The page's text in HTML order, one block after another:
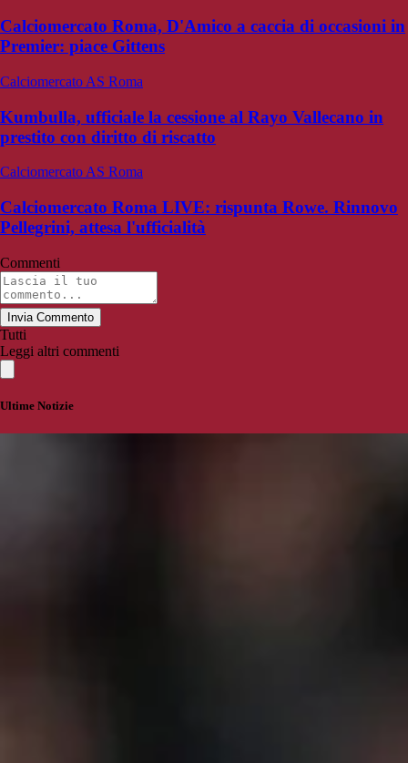
Calciomercato Roma, D'Amico a caccia di occasioni in
Premier: piace Gittens
Calciomercato AS Roma
Kumbulla, ufficiale la cessione al Rayo Vallecano in
prestito con diritto di riscatto
Calciomercato AS Roma
Calciomercato Roma LIVE: rispunta Rowe. Rinnovo
Pellegrini, attesa l'ufficialità
Commenti
Invia Commento
Tutti
Leggi altri commenti
Ultime Notizie